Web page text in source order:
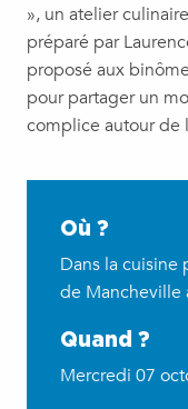
», un atelier
préparé par
proposé aux
pour partager un
complice autour de
Où ?
Dans la cuisine
de Mancheville
Quand ?
Mercredi 07